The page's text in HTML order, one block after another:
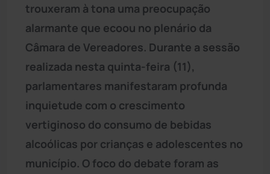
trouxeram à tona uma preocupação
alarmante que ecoou no plenário da
Câmara de Vereadores. Durante a sessão
realizada nesta quinta-feira (11),
parlamentares manifestaram profunda
inquietude com o crescimento
vertiginoso do consumo de bebidas
alcoólicas por crianças e adolescentes no
município. O foco do debate foram as